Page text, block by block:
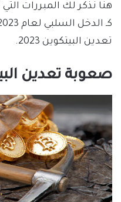
هنا نذكر لك المبررات
تعدين البيتكوين 2023.
صعوبة تعدين